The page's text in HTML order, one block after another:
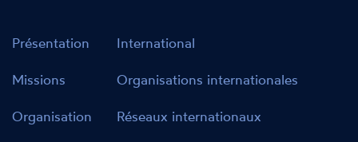
Présentation
Missions
Organisation
International
Organisations internationales
Réseaux internationaux